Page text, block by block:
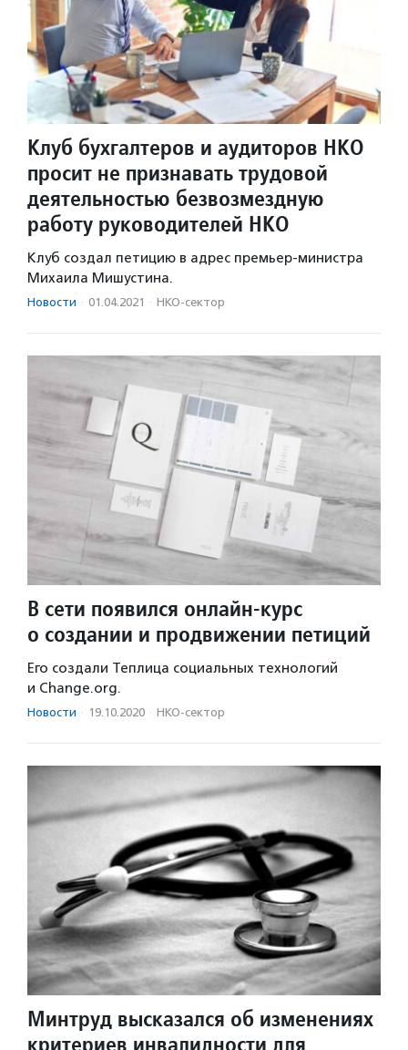
Клуб бухгалтеров и аудиторов НКО
просит не признавать трудовой
деятельностью безвозмездную
работу руководителей НКО
Клуб создал петицию в адрес премьер-министра
Михаила Мишустина.
Новости · 01.04.2021 · НКО-сектор
В сети появился онлайн-курс
о создании и продвижении петиций
Его создали Теплица социальных технологий
и Change.org.
Новости · 19.10.2020 · НКО-сектор
Минтруд высказался об изменениях
критериев инвалидности для